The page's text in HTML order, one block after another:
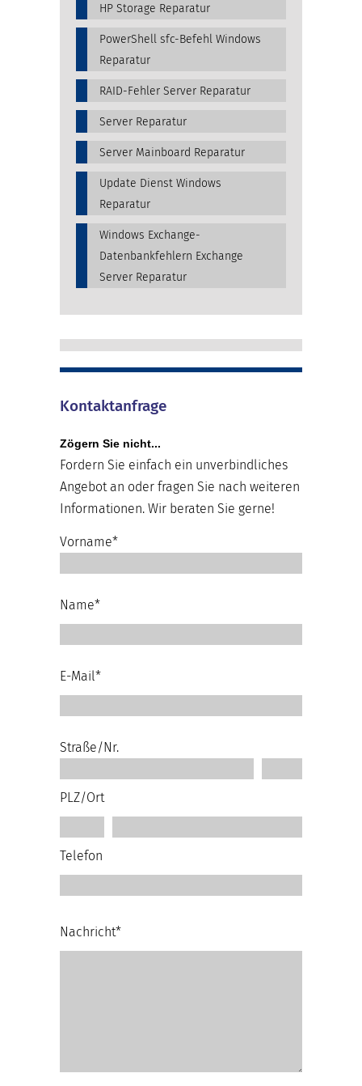
HP Storage Reparatur
PowerShell sfc-Befehl Windows
Reparatur
RAID-Fehler Server Reparatur
Server Reparatur
Server Mainboard Reparatur
Update Dienst Windows
Reparatur
Windows Exchange-
Datenbankfehlern Exchange
Server Reparatur
Kontaktanfrage
Zögern Sie nicht...
Fordern Sie einfach ein unverbindliches
Angebot an oder fragen Sie nach weiteren
Informationen. Wir beraten Sie gerne!
Vorname*
Name*
E-Mail*
Straße/Nr.
PLZ/Ort
Telefon
Nachricht*